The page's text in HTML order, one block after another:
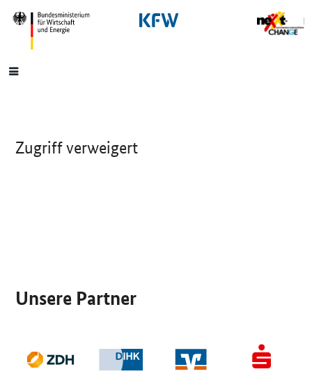
SrOnlyNavigation
Hauptmenü
Zugriff verweigert
Unsere Partner